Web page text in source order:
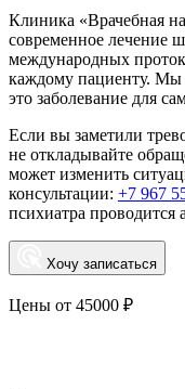
Клиника «Врачебная
современное лечение
международных
каждому пациенту. Мы
это заболевание для
Если вы заметили
не откладывайте
может изменить
консультации: +7 967
психиатра проводится
Хочу записаться
Цены от 45000 ₽